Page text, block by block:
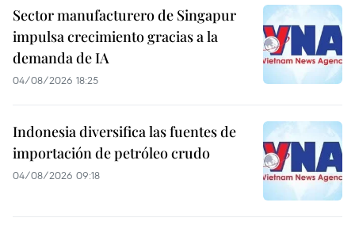
Sector manufacturero de Singapur
impulsa crecimiento gracias a la
demanda de IA
04/08/2026 18:25
Indonesia diversifica las fuentes de
importación de petróleo crudo
04/08/2026 09:18